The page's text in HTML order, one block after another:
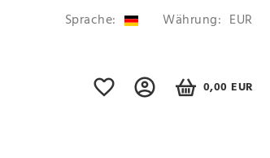
Sprache: Währung: EUR
0,00 EUR